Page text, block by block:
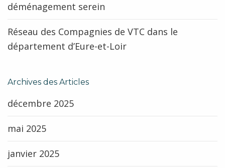
déménagement serein
Réseau des Compagnies de VTC dans le
département d’Eure-et-Loir
Archives des Articles
décembre 2025
mai 2025
janvier 2025